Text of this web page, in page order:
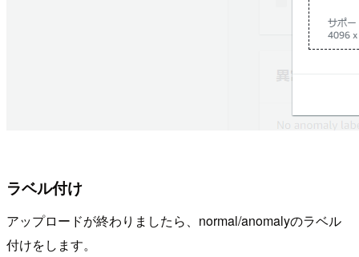
ラベル付け
アップロードが終わりましたら、normal/anomalyのラベル
付けをします。